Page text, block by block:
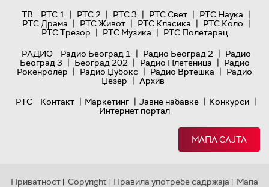
ТВ
РТС 1 | РТС 2 | РТС 3 | РТС Свет | РТС Наука |
РТС Драма | РТС Живот | РТС Класика | РТС Коло |
РТС Трезор | РТС Музика | РТС Полетарац
РАДИО
Радио Београд 1 | Радио Београд 2 | Радио
Београд 3 | Београд 202 | Радио Плетеница | Радио
Рокенролер | Радио Џубокс | Радио Вртешка | Радио
Џезер | Архив
РТС
Контакт | Маркетинг | Јавне набавке | Конкурси |
Интернет портал
МАПА САЈТА
Приватност | Copyright | Правила употребе садржаја | Мапа